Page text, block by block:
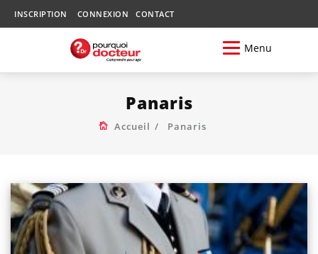
INSCRIPTION CONNEXION CONTACT
Menu
Panaris
Accueil Panaris